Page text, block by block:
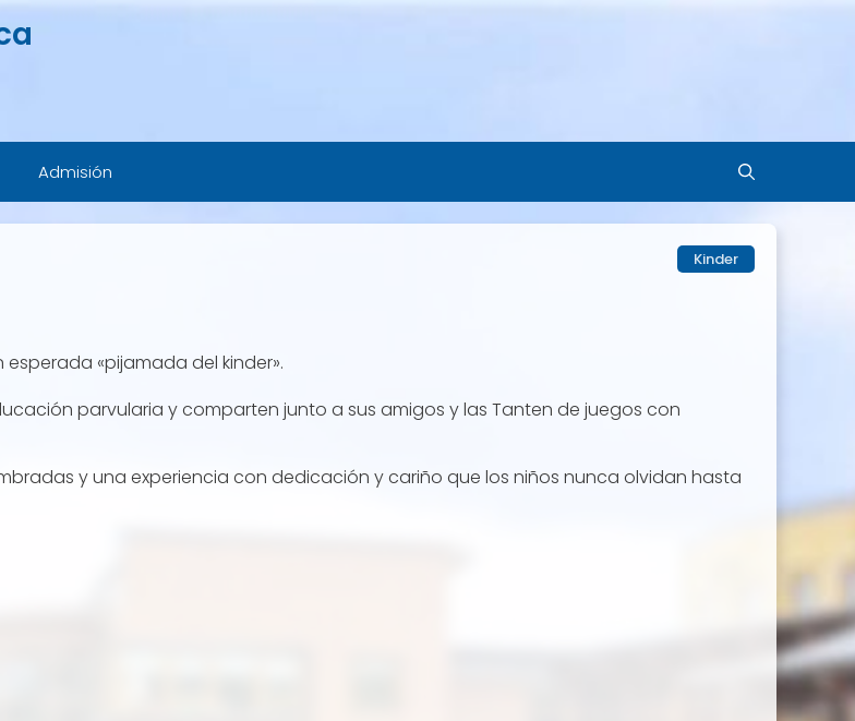
Admisión
Kinder
«pijamada del kinder».
parvularia y comparten junto a sus amigos y las Tanten de juegos con
y una experiencia con dedicación y cariño que los niños nunca olvidan hasta